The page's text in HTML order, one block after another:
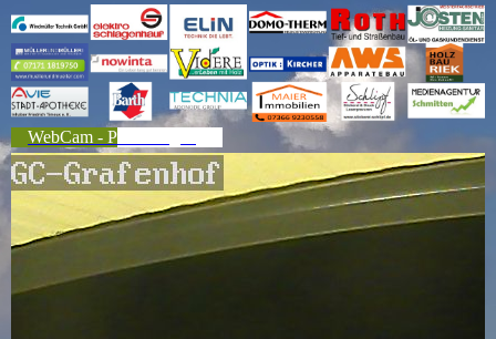
WebCam - Platzbelegung